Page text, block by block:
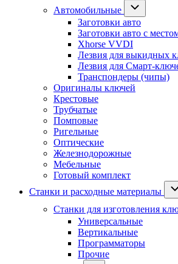
Автомобильные
Заготовки авто
Заготовки авто с
Xhorse VVDI
Лезвия для выкидных
Лезвия для Смарт-
Транспондеры (чипы)
Оригиналы ключей
Крестовые
Трубчатые
Помповые
Ригельные
Оптические
Железнодорожные
Мебельные
Готовый комплект
Станки и расходные материалы
Станки для изготовления
Универсальные
Вертикальные
Программаторы
Прочие